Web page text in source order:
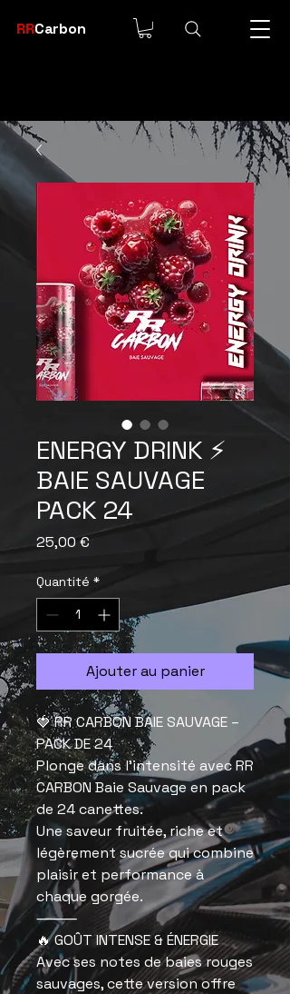
RRCarbon
ENERGY DRINK ⚡️
BAIE SAUVAGE
PACK 24
25,00 €
Quantité *
Ajouter au panier
🍓 RR CARBON BAIE SAUVAGE –
PACK DE 24
Plonge dans l’intensité avec RR
CARBON Baie Sauvage en pack
de 24 canettes.
Une saveur fruitée, riche et
légèrement sucrée qui combine
plaisir et performance à
chaque gorgée.
⸻
🔥 GOÛT INTENSE & ÉNERGIE
Avec ses notes de baies rouges
sauvages, cette version offre